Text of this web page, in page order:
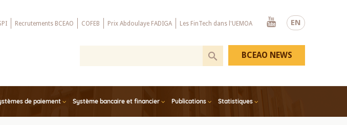
EN
Recrutements BCEAO COFEB Prix Abdoulaye FADIGA Les FinTech dans l'UEMOA
Youtube
de paiement Système bancaire et financier Publications Statistiques
BCEAO NEWS